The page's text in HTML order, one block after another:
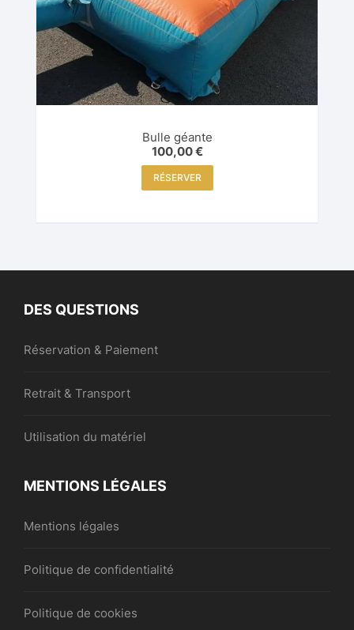
Bulle géante
100,00€
RÉSERVER
DES QUESTIONS
Réservation & Paiement
Retrait & Transport
Utilisation du matériel
MENTIONS LÉGALES
Mentions légales
Politique de confidentialité
Politique de cookies